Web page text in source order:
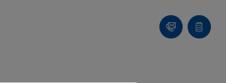
ContattoCarrello